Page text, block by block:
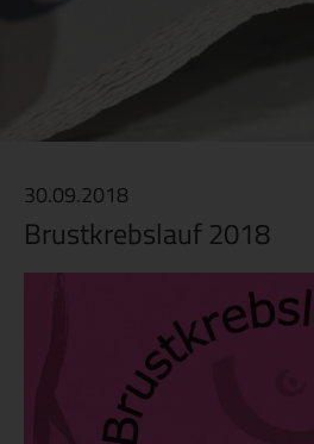
30.09.2018
Brustkrebslauf 2018